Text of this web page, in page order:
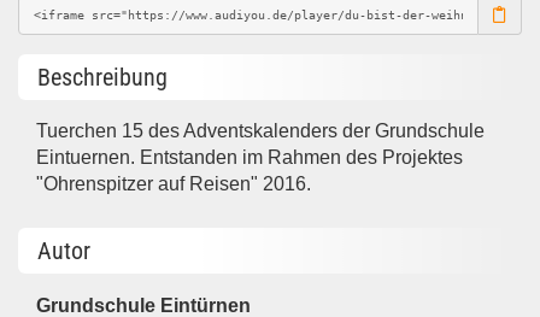
Beschreibung
Tuerchen 15 des Adventskalenders der Grundschule
Eintuernen. Entstanden im Rahmen des Projektes
"Ohrenspitzer auf Reisen" 2016.
Autor
Grundschule Eintürnen